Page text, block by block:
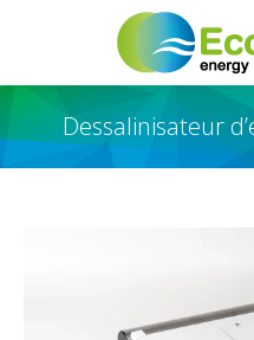
Dessalinisateur